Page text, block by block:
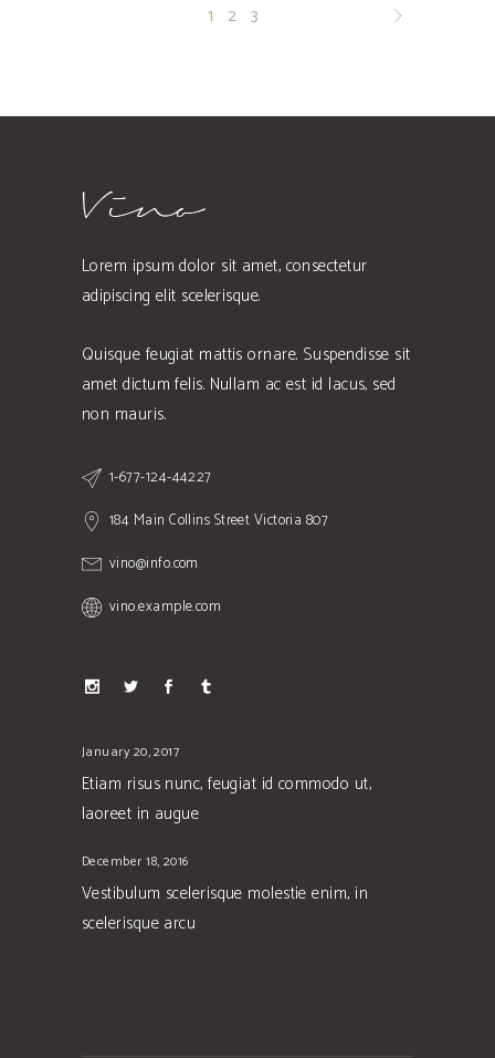
1 2 3
Lorem ipsum dolor sit amet, consectetur
adipiscing elit scelerisque.
Quisque feugiat mattis ornare. Suspendisse sit
amet dictum felis. Nullam ac est id lacus, sed
non mauris.
1-677-124-44227
184 Main Collins Street Victoria 807
vino@info.com
vino.example.com
January 20, 2017
Etiam risus nunc, feugiat id commodo ut,
laoreet in augue
December 18, 2016
Vestibulum scelerisque molestie enim, in
scelerisque arcu